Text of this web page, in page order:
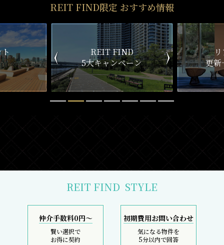
REIT FIND限定 おすすめ情報
ン
リアルタイム
更新一覧チェック
新
REIT FIND STYLE
仲介手数料0円～
賢い選択で
お得に契約
初期費用お問い合わせ
気になる物件を
5分以内で回答